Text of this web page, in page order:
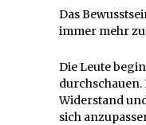
Das
immer mehr
Die Leute
durchschauen.
Widerstand
sich